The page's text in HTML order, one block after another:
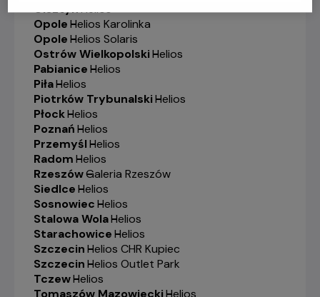
Olsztyn-
Helios
Opole-
Helios Karolinka
Opole-
Helios Solaris
Ostrów Wielkopolski-
Helios
Pabianice-
Helios
Piła-
Helios
Piotrków Trybunalski-
Helios
Płock-
Helios
Poznań-
Helios
Przemyśl-
Helios
Radom-
Helios
Rzeszów-
Galeria Rzeszów
Siedlce-
Helios
Sosnowiec-
Helios
Stalowa Wola-
Helios
Starachowice-
Helios
Szczecin-
Helios CHR Kupiec
Szczecin-
Helios Outlet Park
Tczew-
Helios
Tomaszów Mazowiecki-
Helios